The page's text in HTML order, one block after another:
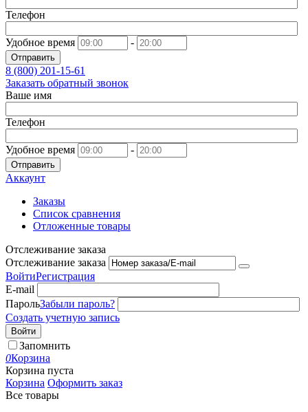
Телефон
Удобное время -
Отправить
8 (800) 201-15-61
Заказать обратный звонок
Ваше имя
Телефон
Удобное время -
Отправить
Аккаунт
Заказы
Список сравнения
Отложенные товары
Отслеживание заказа
Отслеживание заказа
ВойтиРегистрация
E-mail
ПарольЗабыли пароль?
Создать учетную запись
Войти
Запомнить
0Корзина
Корзина пуста
Корзина Оформить заказ
Все товары